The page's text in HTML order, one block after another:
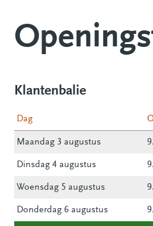
Klantenbalie
Dag
Maandag 3 augustus
Dinsdag 4 augustus
Woensdag 5 augustus
Donderdag 6 augustus